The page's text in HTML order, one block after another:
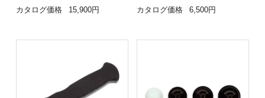
カタログ価格
15,900円
カタログ価格
6,500円